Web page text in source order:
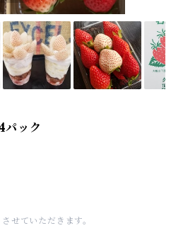
パック
せていただきます。